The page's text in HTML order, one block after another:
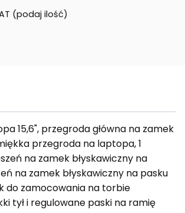
(podaj ilość)
15,6", przegroda główna na zamek
przegroda na laptopa, 1
na zamek błyskawiczny na
na zamek błyskawiczny na pasku
do zamocowania na torbie
tył i regulowane paski na ramię